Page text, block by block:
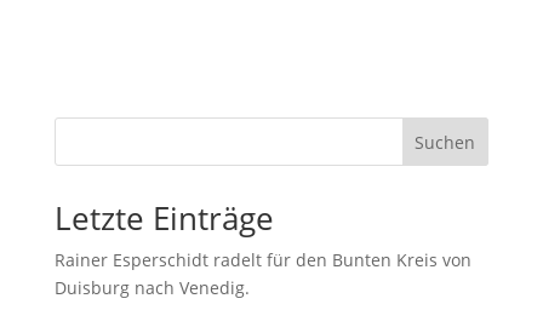
Suchen
Letzte Einträge
Rainer Esperschidt radelt für den Bunten Kreis von
Duisburg nach Venedig.